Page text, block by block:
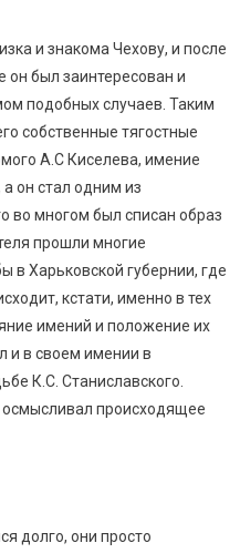
и знакома Чехову, и после
он был заинтересован и
подобных случаев. Таким
собственные тягостные
А.С Киселева, имение
он стал одним из
во многом был списан образ
прошли многие
в Харьковской губернии, где
кстати, именно в тех
имений и положение их
и в своем имении в
К.С. Станиславского.
происходящее
долго, они просто